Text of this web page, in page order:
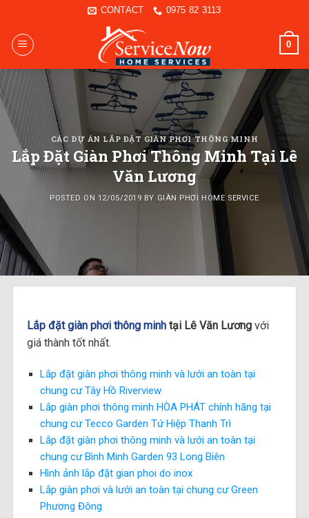
content
CONTACT 0975 82 3113
0
CÁC DỰ ÁN LẮP ĐẶT GIÀN PHƠI THÔNG MINH
Lắp Đặt Giàn Phơi Thông Minh Tại Lê
Văn Lương
POSTED ON 12/05/2019 BY GIÀN PHƠI HOME SERVICE
Lắp đặt giàn phơi thông minh tại Lê Văn Lươngvới
giá thành tốt nhất.
Lắp đặt giàn phơi thông minh và lưới an toàn tại
chung cư Tây Hồ Riverview
Lắp giàn phơi thông minh HÒA PHÁT chính hãng tại
chung cư Tecco Garden Tứ Hiệp Thanh Trì
Lắp đặt giàn phơi thông minh và lưới an toàn tại
chung cư Bình Minh Garden 93 Long Biên
Hình ảnh lắp đặt gian phoi do inox
Lắp giàn phơi và lưới an toàn tại chung cư Green
Phương Đông